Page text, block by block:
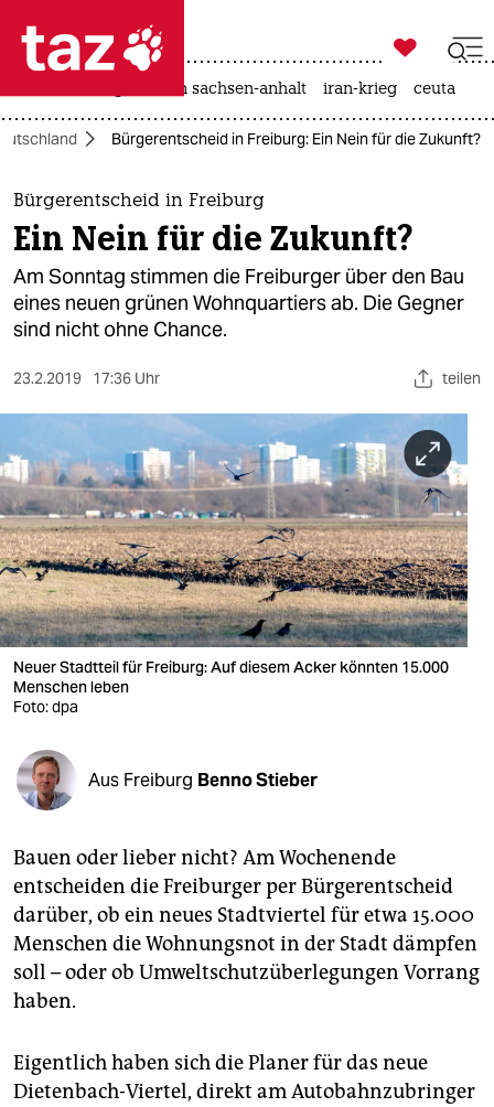
 taz zahl ich
taz zahl ich
themen
politik
öko
sport
berlin
nord
wahrheit
verlag
verlag
shop
fragen & hilfe
unterstützen
abo
genossenschaft
epaper login

taz zahl ich
landtagswahl in sachsen-anhalt iran-krieg ceuta
Bürgerentscheid in Freiburg: Ein Nein für die Zukunft?
Bürgerentscheid in Freiburg
Ein Nein für die Zukunft?
Am Sonntag stimmen die Freiburger über den Bau
eines neuen grünen Wohnquartiers ab. Die Gegner
sind nicht ohne Chance.
23.2.2019 17:36 Uhr teilen
Neuer Stadtteil für Freiburg: Auf diesem Acker könnten 15.000
Menschen leben
Foto: dpa
Aus Freiburg Benno Stieber
Bauen oder lieber nicht? Am Wochenende
entscheiden die Freiburger per Bürgerentscheid
darüber, ob ein neues Stadtviertel für etwa 15.000
Menschen die Wohnungsnot in der Stadt dämpfen
soll – oder ob Umweltschutzüberlegungen ­Vorrang
haben.
Eigentlich haben sich die Planer für das neue
Dietenbach-Viertel, direkt am Autobahnzubringer